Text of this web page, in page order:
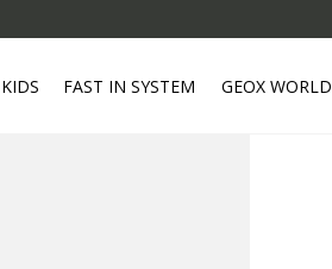
KIDS FAST IN SYSTEM GEOX WORLD